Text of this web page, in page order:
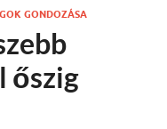
GONDOZÁSA
őszig